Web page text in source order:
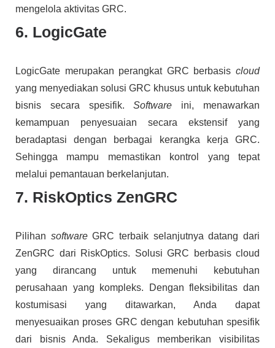
mengelola aktivitas GRC.
6. LogicGate
LogicGate merupakan perangkat GRC berbasis cloud
yang menyediakan solusi GRC khusus untuk kebutuhan
bisnis secara spesifik.Software ini, menawarkan
kemampuan penyesuaian secara ekstensif yang
beradaptasi dengan berbagai kerangka kerja GRC.
Sehingga mampu memastikan kontrol yang tepat
melalui pemantauan berkelanjutan.
7. RiskOptics ZenGRC
Pilihan softwareGRC terbaik selanjutnya datang dari
ZenGRC dari RiskOptics. Solusi GRC berbasis cloud
yang dirancang untuk memenuhi kebutuhan
perusahaan yang kompleks. Dengan fleksibilitas dan
kostumisasi yang ditawarkan, Anda dapat
menyesuaikan proses GRC dengan kebutuhan spesifik
dari bisnis Anda. Sekaligus memberikan visibilitas